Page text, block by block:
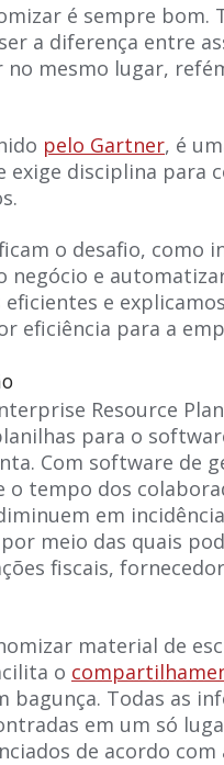
é sempre bom.
a diferença entre
mesmo lugar,
pelo Gartner, é
exige disciplina para
o desafio, como
e
e
eficiência para a
Resource
para o
Com software de
o tempo dos
em
por meio das quais
fiscais,
material de
o
bagunça. Todas as
em um só
de acordo com